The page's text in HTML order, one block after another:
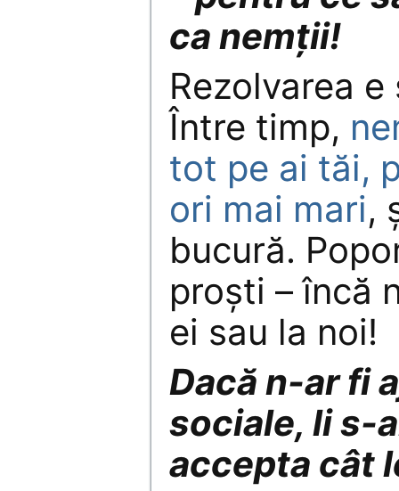
ca nemții!
Rezolvarea
Între timp,
tot pe ai tăi,
ori mai mari,
bucură.
proști – încă
ei sau la noi!
Dacă n-ar fi
sociale, li s-
accepta cât